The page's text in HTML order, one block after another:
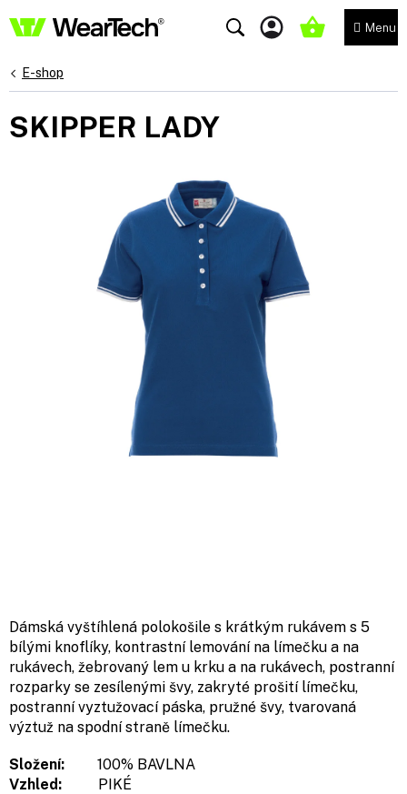
na
NÁKUPNÍ
E-shop
SKIPPER LADY
Dámská vyštíhlená polokošile s krátkým rukávem s 5
bílými knoflíky, kontrastní lemování na límečku a na
rukávech, žebrovaný lem u krku a na rukávech, postranní
rozparky se zesílenými švy, zakryté prošití límečku,
postranní vyztužovací páska, pružné švy, tvarovaná
výztuž na spodní straně límečku.
Složení:
100% BAVLNA
Vzhled:
PIKÉ